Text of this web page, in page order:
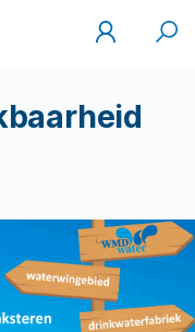
Mijn
WMD
Zoek